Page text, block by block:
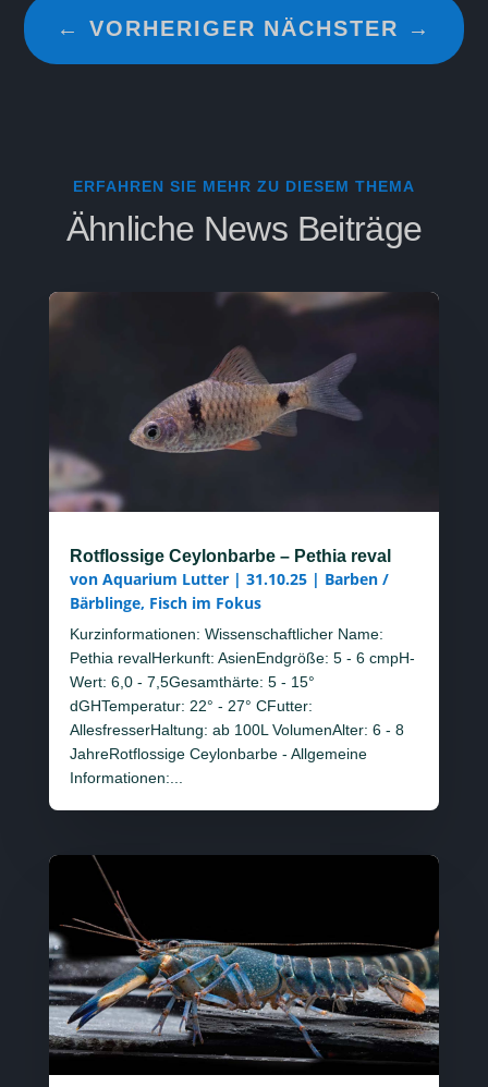
←VORHERIGER NÄCHSTER →
ERFAHREN SIE MEHR ZU DIESEM THEMA
Ähnliche News Beiträge
Rotflossige Ceylonbarbe – Pethia reval
von Aquarium Lutter| 31.10.25| Barben /
Bärblinge, Fisch im Fokus
Kurzinformationen: Wissenschaftlicher Name:
Pethia revalHerkunft: AsienEndgröße: 5 - 6 cmpH-
Wert: 6,0 - 7,5Gesamthärte: 5 - 15°
dGHTemperatur: 22° - 27° CFutter:
AllesfresserHaltung: ab 100L VolumenAlter: 6 - 8
JahreRotflossige Ceylonbarbe - Allgemeine
Informationen:...